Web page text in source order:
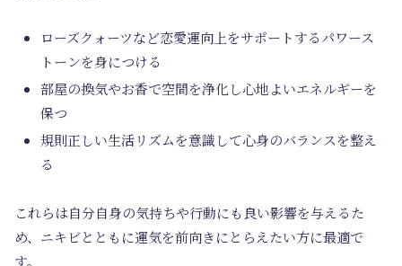
ローズクォーツなど恋愛運向上をサポートするパワース
トーンを身につける
部屋の換気やお香で空間を浄化し心地よいエネルギーを
保つ
規則正しい生活リズムを意識して心身のバランスを整え
る
これらは自分自身の気持ちや行動にも良い影響を与えるた
め、ニキビとともに運気を前向きにとらえたい方に最適で
す。